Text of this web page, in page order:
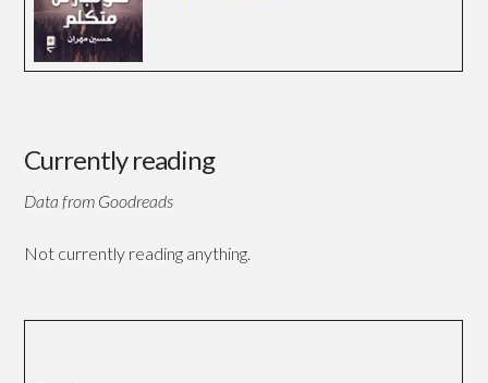
Currently reading
Data from Goodreads
Not currently reading anything.